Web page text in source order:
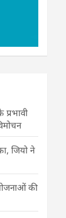
जियो ने
की